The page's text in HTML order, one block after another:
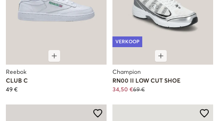
Reebok
CLUB C
49 €
VERKOOP
Champion
RN00 II LOW CUT SHOE
34,50 €69 €